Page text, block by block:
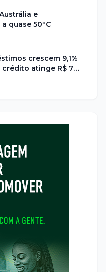
e
quase 50ºC
crescem 9,1%
crédito atinge R$ 7